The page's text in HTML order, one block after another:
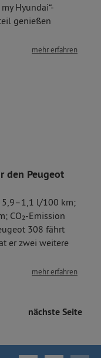
Hyundai“-
genießen
mehr erfahren
den Peugeot
5,9–1,1 l/100 km;
CO₂-Emission
308 fährt
er zwei weitere
mehr erfahren
nächste Seite